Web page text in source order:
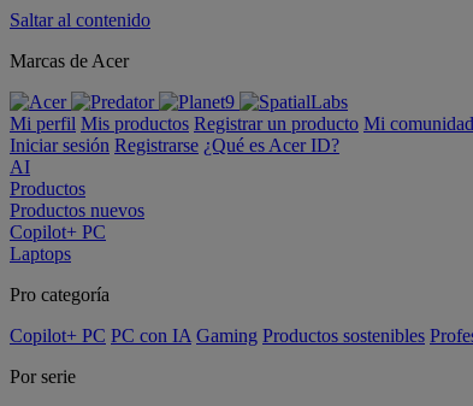
Saltar al contenido
Marcas de Acer
Mi perfil Mis productos Registrar un producto Mi comunidad
Iniciar sesión Registrarse ¿Qué es Acer ID?
AI
Productos
Productos nuevos
Copilot+ PC
Laptops
Pro categoría
Copilot+ PC PC con IA Gaming Productos sostenibles
Por serie